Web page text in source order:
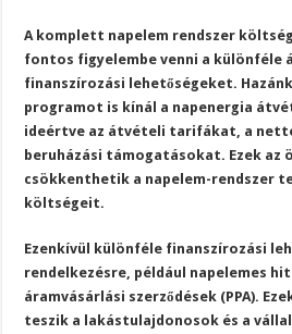
A komplett napelem rendszer
fontos figyelembe venni a különféle
finanszírozási lehetőségeket.
programot is kínál a napenergia
ideértve az átvételi tarifákat, a
beruházási támogatásokat. Ezek az
csökkenthetik a napelem-rendszer
költségeit.
Ezenkívül különféle finanszírozási
rendelkezésre, például napelemes
áramvásárlási szerződések (PPA).
teszik a lakástulajdonosok és a